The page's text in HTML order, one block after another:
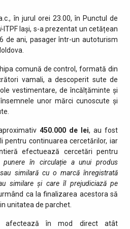
în jurul orei 23.00, în Punctul de
ITPF Iași, s-a prezentat un cetățean
de ani, pasager într-un autoturism
comună de control, formată din
vamali, a descoperit sute de
vestimentare, de încălțăminte și
unor mărci cunoscute şi
450.000 de lei, au fost
pentru continuarea cercetărilor, iar
efectuează cercetări pentru
punere în circulație a unui produs
similară cu o marcă înregistrată
similare și care îl prejudiciază pe
ca la finalizarea acestora să
unitatea de parchet.
afectează în mod direct atât